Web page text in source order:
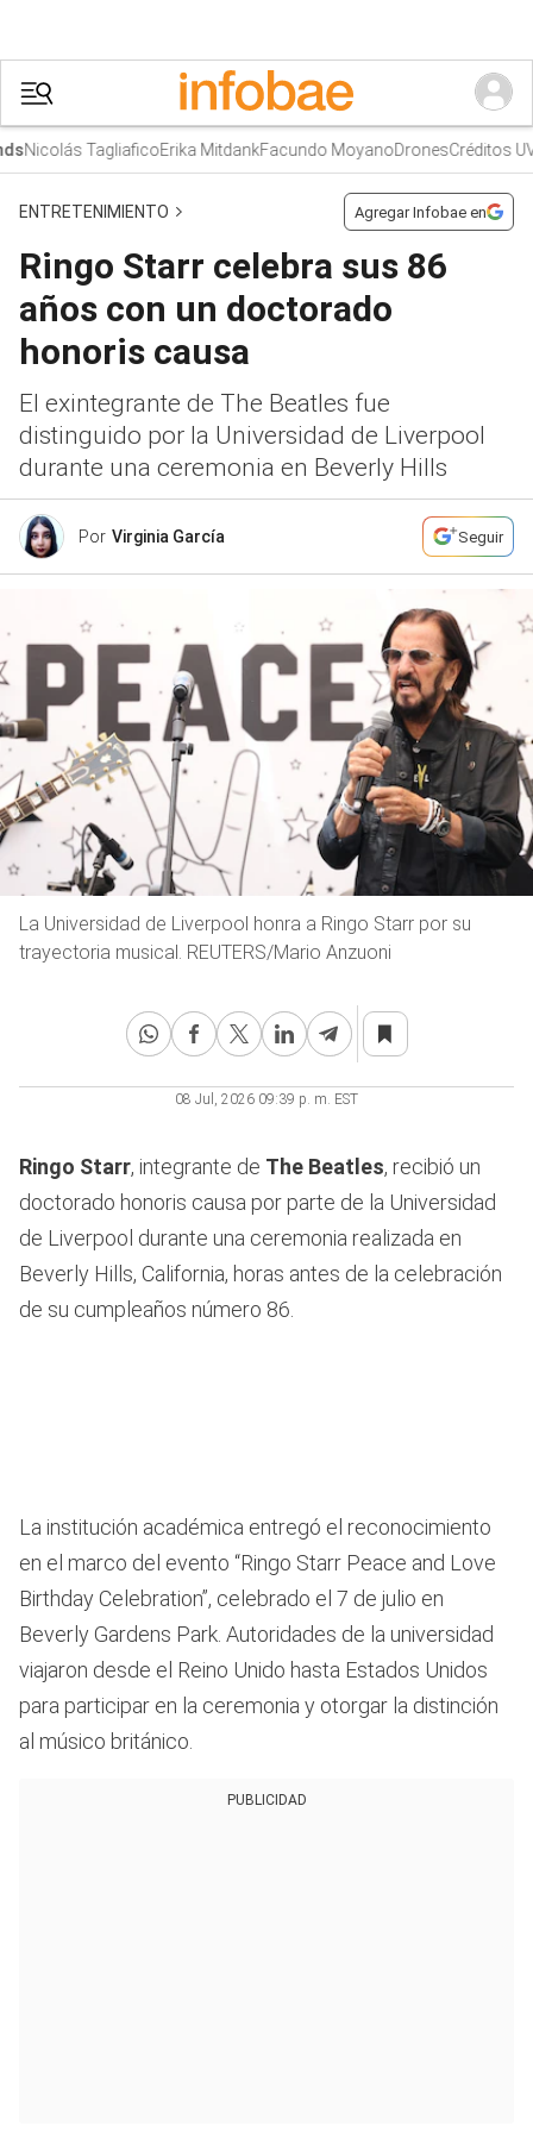
Nicolás TagliaficoErika MitdankFacundo MoyanoDronesCréditos UVA
ENTRETENIMIENTO Agregar Infobae en
Ringo Starr celebra sus 86
años con un doctorado
honoris causa
El exintegrante de The Beatles fue
distinguido por la Universidad de Liverpool
durante una ceremonia en Beverly Hills
Por Virginia García Seguir
La Universidad de Liverpool honra a Ringo Starr por su
trayectoria musical. REUTERS/Mario Anzuoni
08 Jul, 2026 09:39 p. m. EST
Ringo Starr, integrante de The Beatles, recibió un
doctorado honoris causa por parte de la Universidad
de Liverpool durante una ceremonia realizada en
Beverly Hills, California, horas antes de la celebración
de su cumpleaños número 86.
La institución académica entregó el reconocimiento
en el marco del evento “Ringo Starr Peace and Love
Birthday Celebration”, celebrado el 7 de julio en
Beverly Gardens Park. Autoridades de la universidad
viajaron desde el Reino Unido hasta Estados Unidos
para participar en la ceremonia y otorgar la distinción
al músico británico.
PUBLICIDAD